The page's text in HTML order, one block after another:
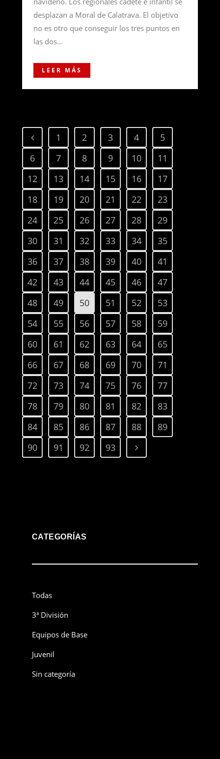
desplazan a Moral de Calatrava. El objetivo
no es otro que conseguir los tres puntos en
las dos...
LEER MÁS
1 2 3 4
5
6
7 8 9 10
11
12
13 14 15 16
17
18
19 20 21 22
23
24
25 26 27 28
29
30
31 32 33 34
35
36
37 38 39 40
41
42
43 44 45 46
47
48
49 50 51 52
53
54
55 56 57 58
59
60
61 62 63 64
65
66
67 68 69 70
71
72
73 74 75 76
77
78
79 80 81 82
83
84
85 86 87 88
89
90
91 92 93
CATEGORÍAS
Todas
3ª División
Equipos de Base
Juvenil
Sin categoría